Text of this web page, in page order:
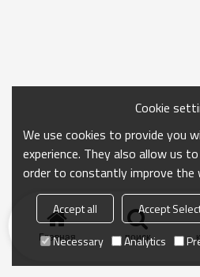
Главная поиск
Cookie
We use cookies to provide you
experience. They also allow us
order to constantly improve the
Accept all Accept
Necessary
Analytics